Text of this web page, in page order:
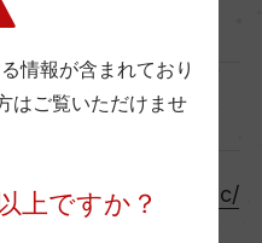
bc/
情報が含まれており
はご覧いただけませ
上ですか？